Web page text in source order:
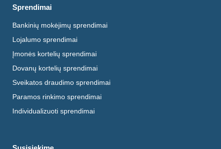
Sprendimai
Bankinių mokėjimų sprendimai
Lojalumo sprendimai
Įmonės kortelių sprendimai
Dovanų kortelių sprendimai
Sveikatos draudimo sprendimai
Paramos rinkimo sprendimai
Individualizuoti sprendimai